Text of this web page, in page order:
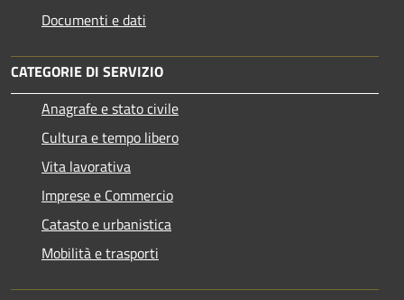
Documenti e dati
CATEGORIE DI SERVIZIO
Anagrafe e stato civile
Cultura e tempo libero
Vita lavorativa
Imprese e Commercio
Catasto e urbanistica
Mobilità e trasporti